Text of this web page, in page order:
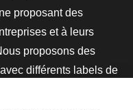
proposant des
et à leurs
proposons des
différents labels de